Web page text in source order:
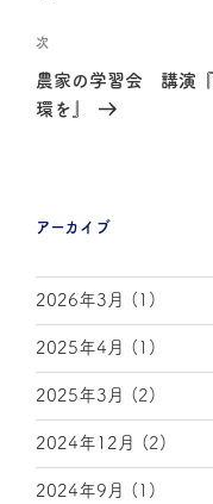
次
農家の学習会 講演
環を』
アーカイブ
2026年3月 (1)
2025年4月 (1)
2025年3月 (2)
2024年12月 (2)
2024年9月 (1)